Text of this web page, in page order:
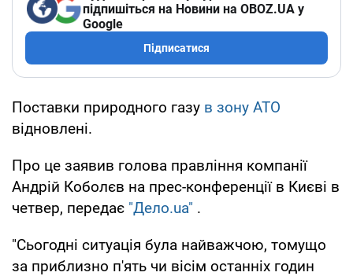
підпишіться на Новини на OBOZ.UA у
Google
Підписатися
Поставки природного газу в зону АТО
відновлені.
Про це заявив голова правління компанії
Андрій Коболєв на прес-конференції в Києві в
четвер, передає "Дело.ua" .
"Сьогодні ситуація була найважчою, томущо
за приблизно п'ять чи вісім останніх годин